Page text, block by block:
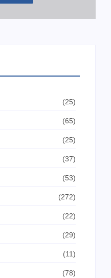
(25)
(65)
(25)
(37)
(53)
(272)
(22)
(29)
(11)
(78)